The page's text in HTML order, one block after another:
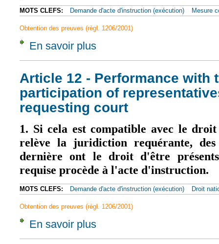
MOTS CLEFS: Demande d'acte d'instruction (exécution) Mesure
Obtention des preuves (règl. 1206/2001)
En savoir plus
Article 12 - Performance with
participation of
requesting court
1. Si cela est compatible avec le
relève la juridiction requérante, des
dernière ont le droit d'être
requise procède à l'acte d'instruction.
MOTS CLEFS: Demande d'acte d'instruction (exécution) Droit
Obtention des preuves (règl. 1206/2001)
En savoir plus